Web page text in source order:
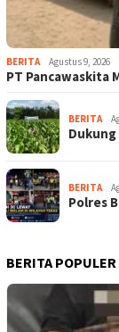
BERITA Agustus 9, 2026
‎PT Pancawaskita
BERITA
BERITA
Polres
BERITA POPULER